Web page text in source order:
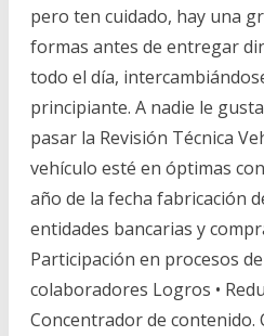
pero ten cuidado, hay una
formas antes de entregar
todo el día,
principiante. A nadie le
pasar la Revisión Técnica
vehículo esté en óptimas
año de la fecha fabricación
entidades bancarias y
Participación en procesos
colaboradores Logros •
Concentrador de contenido.